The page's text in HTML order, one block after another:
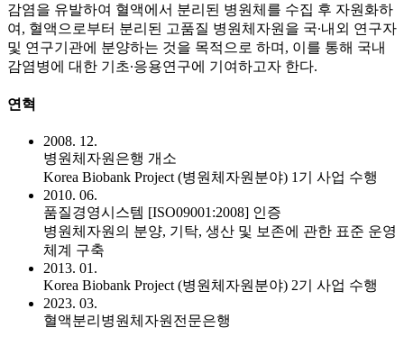
감염을 유발하여 혈액에서 분리된 병원체를 수집 후 자원화하
여, 혈액으로부터 분리된 고품질 병원체자원을 국∙내외 연구자
및 연구기관에 분양하는 것을 목적으로 하며, 이를 통해 국내
감염병에 대한 기초∙응용연구에 기여하고자 한다.
연혁
2008. 12.
병원체자원은행 개소
Korea Biobank Project (병원체자원분야) 1기 사업 수행
2010. 06.
품질경영시스템 [ISO09001:2008] 인증
병원체자원의 분양, 기탁, 생산 및 보존에 관한 표준 운영
체계 구축
2013. 01.
Korea Biobank Project (병원체자원분야) 2기 사업 수행
2023. 03.
혈액분리병원체자원전문은행